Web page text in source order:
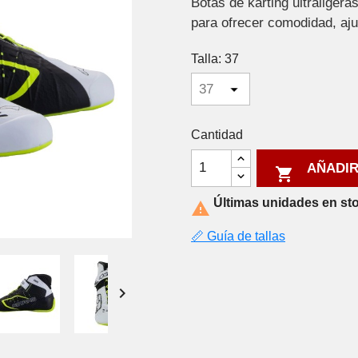

para ofrecer comodidad,
Talla: 37
Cantidad

 Últimas unidades en
📏 Guía de tallas